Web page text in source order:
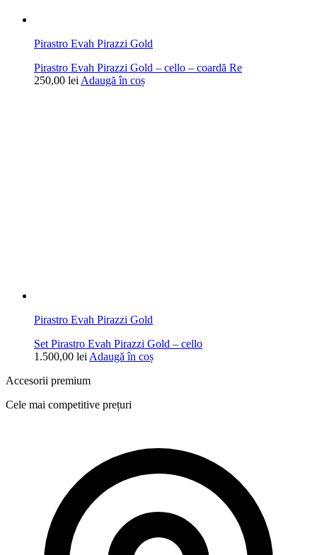
Pirastro Evah Pirazzi Gold
Pirastro Evah Pirazzi Gold – cello – coardă Re
250,00 lei Adaugă în coș
Pirastro Evah Pirazzi Gold
Set Pirastro Evah Pirazzi Gold – cello
1.500,00 lei Adaugă în coș
Accesorii premium
Cele mai competitive prețuri